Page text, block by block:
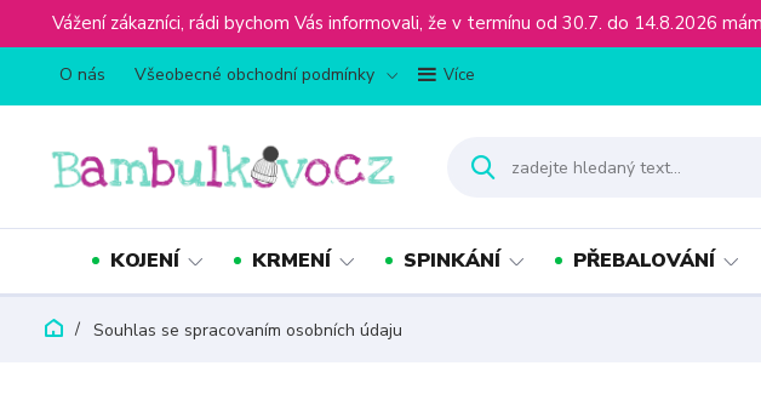
Vážení zákazníci, rádi bychom Vás informovali, že v termínu od 30.7. do 14.8.2026
O nás Všeobecné obchodní podmínky Více
KOJENÍ KRMENÍ SPINKÁNÍ PŘEBALOVÁNÍ
Souhlas se spracovaním osobních údaju